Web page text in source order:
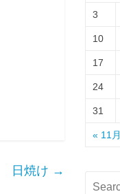
日焼け →
« 11月
3
10
17
24
31